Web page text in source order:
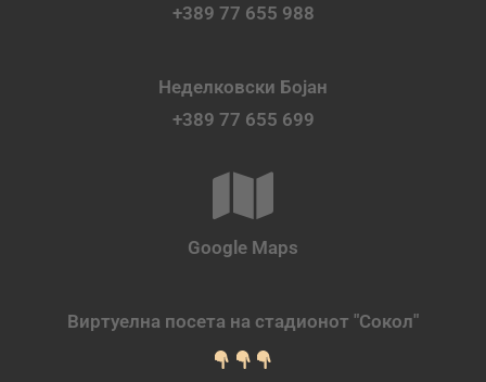
+389 77 655 988
Неделковски Бојан
+389 77 655 699
Google Maps
Виртуелна посета на стадионот "Сокол"